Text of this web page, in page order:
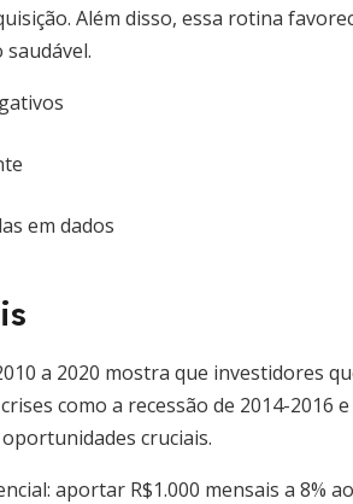
Além disso, essa rotina
em dados
a 2020 mostra que investidores
como a recessão de 2014-2016 e
cruciais.
aportar R$1.000 mensais a 8%